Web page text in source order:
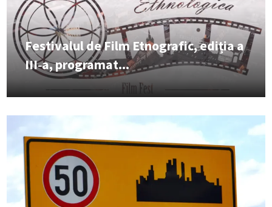
Festivalul de Film Etnografic, ediția a
III‑a, programat...